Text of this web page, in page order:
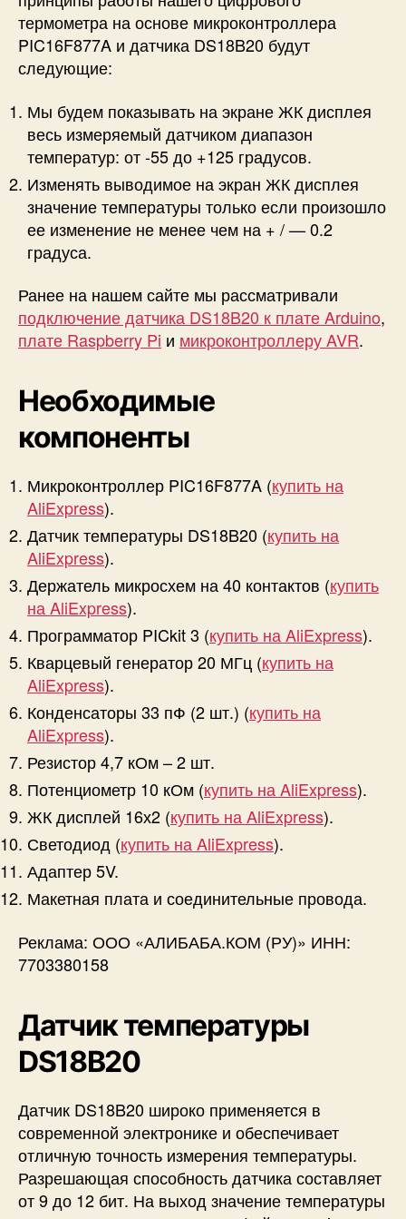
а
т
ч
е
D
S
1
8
B
2
термометра на основе микроконтроллера
PIC16F877A и датчика DS18B20 будут
следующие:
Мы будем показывать на экране ЖК дисплея
весь измеряемый датчиком диапазон
температур: от -55 до +125 градусов.
Изменять выводимое на экран ЖК дисплея
значение температуры только если произошло
ее изменение не менее чем на + / — 0.2
градуса.
Ранее на нашем сайте мы рассматривали
подключение датчика DS18B20 к плате Arduino,
плате Raspberry Pi и микроконтроллеру AVR.
Необходимые
компоненты
Микроконтроллер PIC16F877A (купить на
AliExpress).
Датчик температуры DS18B20 (купить на
AliExpress).
Держатель микросхем на 40 контактов (купить
на AliExpress).
Программатор PICkit 3 (купить на AliExpress).
Кварцевый генератор 20 МГц (купить на
AliExpress).
Конденсаторы 33 пФ (2 шт.) (купить на
AliExpress).
Резистор 4,7 кОм – 2 шт.
Потенциометр 10 кОм (купить на AliExpress).
ЖК дисплей 16х2 (купить на AliExpress).
Светодиод (купить на AliExpress).
Адаптер 5V.
Макетная плата и соединительные провода.
Реклама: ООО «АЛИБАБА.КОМ (РУ)» ИНН:
7703380158
Датчик температуры
DS18B20
Датчик DS18B20 широко применяется в
современной электронике и обеспечивает
отличную точность измерения температуры.
Разрешающая способность датчика составляет
от 9 до 12 бит. На выход значение температуры